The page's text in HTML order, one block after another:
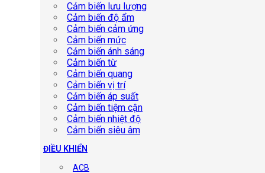
Cảm biến lưu lượng
Cảm biến độ ẩm
Cảm biến cảm ứng
Cảm biến mức
Cảm biến ánh sáng
Cảm biến từ
Cảm biến quang
Cảm biến vị trí
Cảm biến áp suất
Cảm biến tiệm cận
Cảm biến nhiệt độ
Cảm biến siêu âm
ĐIỀU KHIỂN
ACB